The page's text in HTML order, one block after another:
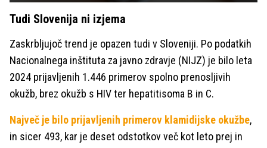
Tudi Slovenija ni izjema
Zaskrbljujoč trend je opazen tudi v Sloveniji. Po podatkih
Nacionalnega inštituta za javno zdravje (NIJZ) je bilo leta
2024 prijavljenih 1.446 primerov spolno prenosljivih
okužb, brez okužb s HIV ter hepatitisoma B in C.
Največ je bilo prijavljenih primerov klamidijske okužbe,
in sicer 493, kar je deset odstotkov več kot leto prej in